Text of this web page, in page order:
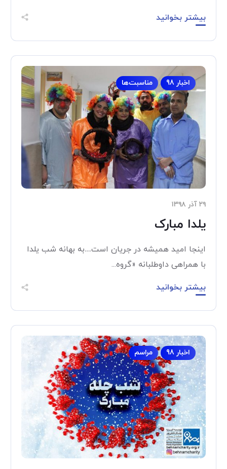
بیشتر بخوانید
اخبار 98 مناسبت‌ها
۲۹ آذر ۱۳۹۸
یلدا مبارک
اینجا امید همیشه در جریان است…به بهانه شب یلدا
با همراهی داوطلبانه «گروه...
بیشتر بخوانید
اخبار 98 مراسم